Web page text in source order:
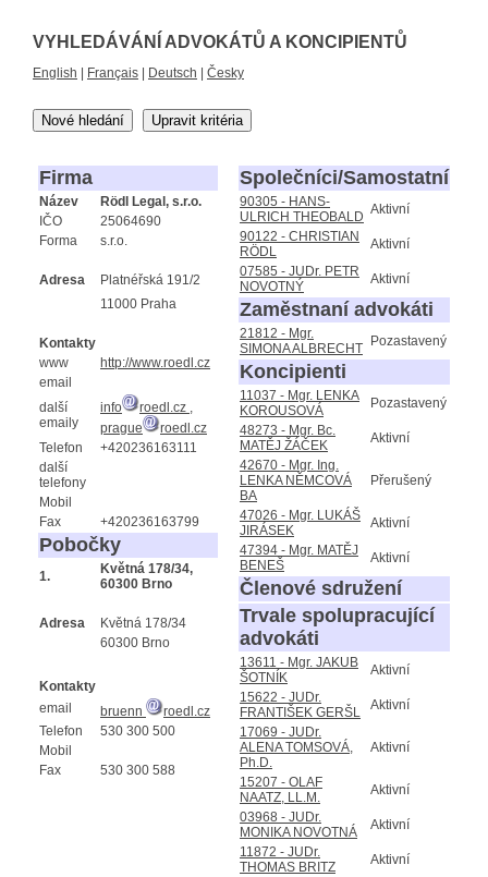
VYHLEDÁVÁNÍ ADVOKÁTŮ A KONCIPIENTŮ
English Français Deutsch Česky
Nové hledání Upravit kritéria
Firma
Název
Rödl Legal, s.r.o.
IČO
25064690
Forma
s.r.o.
Adresa
Platnéřská 191/2
11000 Praha
Kontakty
www
http://www.roedl.cz
email
další
emaily
info roedl.cz ,
prague
roedl.cz
Telefon
+420236163111
další
telefony
Mobil
Fax
+420236163799
Pobočky
1.
Květná 178/34,
60300 Brno
Adresa
Květná 178/34
60300 Brno
Kontakty
email
bruenn
roedl.cz
Telefon
530 300 500
Mobil
Fax
530 300 588
Společníci/Samostatní
90305 - HANS-
ULRICH THEOBALD Aktivní
90122 - CHRISTIAN
RÖDL
Aktivní
07585 - JUDr. PETR
NOVOTNÝ
Aktivní
Zaměstnaní advokáti
21812 - Mgr.
SIMONA ALBRECHT
Pozastavený
Koncipienti
11037 - Mgr. LENKA
KOROUSOVÁ
Pozastavený
48273 - Mgr. Bc.
MATĚJ ŽÁČEK
Aktivní
42670 - Mgr. Ing.
LENKA NĚMCOVÁ
BA
Přerušený
47026 - Mgr. LUKÁŠ
JIRÁSEK
Aktivní
47394 - Mgr. MATĚJ
BENEŠ
Aktivní
Členové sdružení
Trvale spolupracující
advokáti
13611 - Mgr. JAKUB
ŠOTNÍK
Aktivní
15622 - JUDr.
FRANTIŠEK GERŠL
Aktivní
17069 - JUDr.
ALENA TOMSOVÁ,
Ph.D.
Aktivní
15207 - OLAF
NAATZ, LL.M.
Aktivní
03968 - JUDr.
MONIKA NOVOTNÁ
Aktivní
11872 - JUDr.
THOMAS BRITZ
Aktivní